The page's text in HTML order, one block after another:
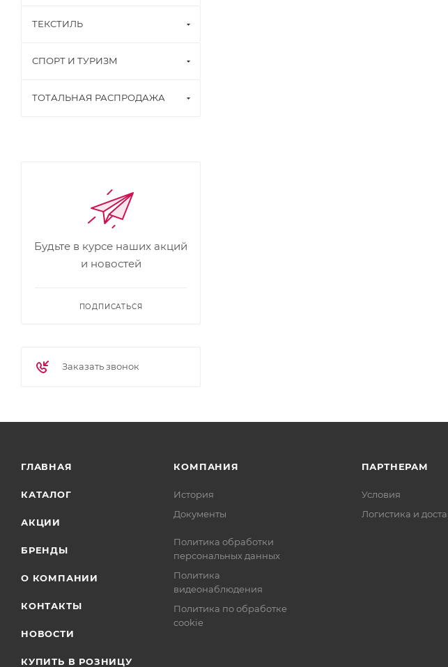
ТЕКСТИЛЬ
СПОРТ И ТУРИЗМ
ТОТАЛЬНАЯ РАСПРОДАЖА
Будьте в курсе наших акций
и новостей
ПОДПИСАТЬСЯ
Заказать звонок
ГЛАВНАЯ
КАТАЛОГ
АКЦИИ
БРЕНДЫ
О КОМПАНИИ
КОНТАКТЫ
НОВОСТИ
КУПИТЬ В РОЗНИЦУ
КОМПАНИЯ
История
Документы
Политика обработки
персональных данных
Политика
видеонаблюдения
Политика по обработке
cookie
ПАРТНЕРАМ
Условия
Логистика и